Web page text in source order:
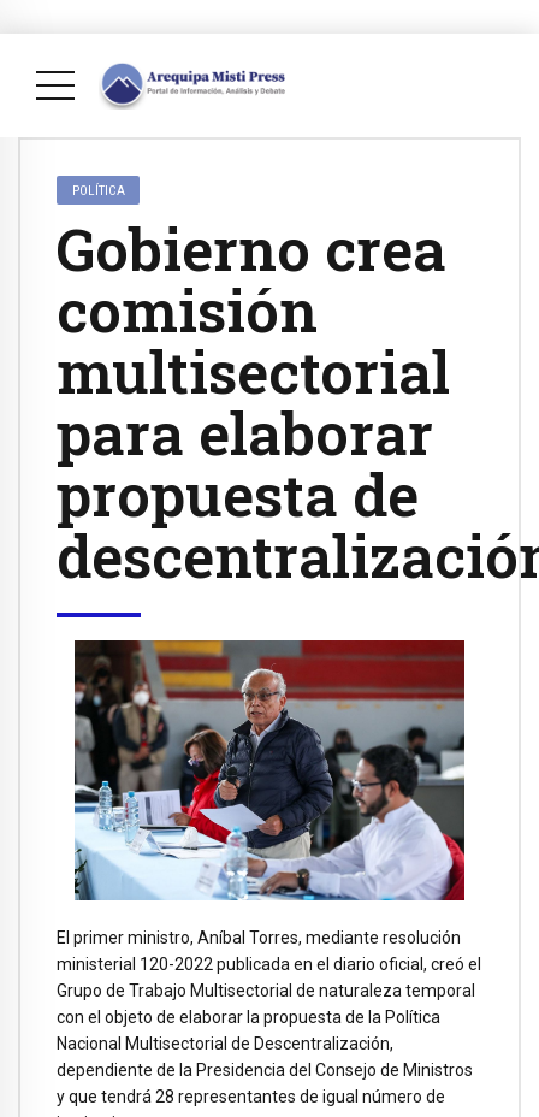
POLÍTICA
Gobierno crea
comisión
multisectorial
para elaborar
propuesta de
El primer ministro, Aníbal Torres, mediante resolución
ministerial 120-2022 publicada en el diario oficial, creó el
Grupo de Trabajo Multisectorial de naturaleza temporal
con el objeto de elaborar la propuesta de la Política
Nacional Multisectorial de Descentralización,
dependiente de la Presidencia del Consejo de Ministros
y que tendrá 28 representantes de igual número de